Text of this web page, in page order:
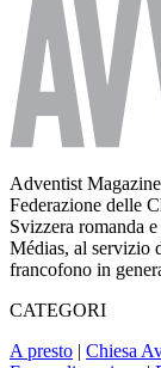
Adventist
Federazione delle
Svizzera romanda
Médias, al servizio
francofono in
CATEGORI
A presto | Chiesa